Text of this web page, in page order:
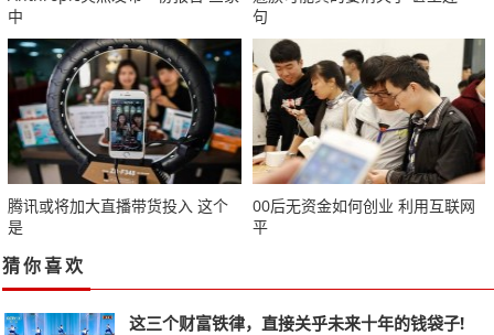
中
句
腾讯或将加大直播带货投入 这个
是
00后无资金如何创业 利用互联网
平
猜你喜欢
这三个财富铁律，直接关乎未来十年的钱袋子!